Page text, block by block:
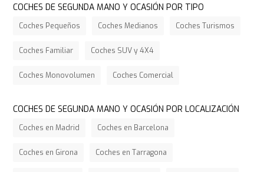
COCHES DE SEGUNDA MANO Y OCASIÓN POR TIPO
Coches Pequeños Coches Medianos Coches Turismos
Coches Familiar Coches SUV y 4X4
Coches Monovolumen Coches Comercial
COCHES DE SEGUNDA MANO Y OCASIÓN POR LOCALIZACIÓN
Coches en Madrid Coches en Barcelona
Coches en Girona Coches en Tarragona